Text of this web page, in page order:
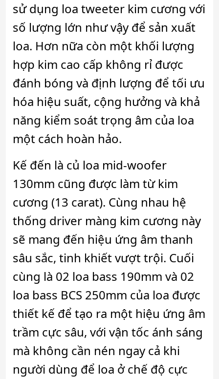
sử dụng loa tweeter kim cương với
số lượng lớn như vậy để sản xuất
loa. Hơn nữa còn một khối lượng
hợp kim cao cấp không rỉ được
đánh bóng và định lượng để tối ưu
hóa hiệu suất, cộng hưởng và khả
năng kiểm soát trọng âm của loa
một cách hoàn hảo.
Kế đến là củ loa mid-woofer
130mm cũng được làm từ kim
cương (13 carat). Cùng nhau hệ
thống driver màng kim cương này
sẽ mang đến hiệu ứng âm thanh
sâu sắc, tinh khiết vượt trội. Cuối
cùng là 02 loa bass 190mm và 02
loa bass BCS 250mm của loa được
thiết kế để tạo ra một hiệu ứng âm
trầm cực sâu, với vận tốc ánh sáng
mà không cần nén ngay cả khi
người dùng để loa ở chế độ cực